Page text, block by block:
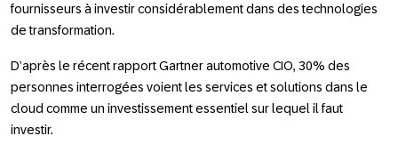
fournisseurs à investir considérablement dans des technologies
de transformation.
D’après le récent rapport Gartner automotive CIO, 30% des
personnes interrogées voient les services et solutions dans le
cloud comme un investissement essentiel sur lequel il faut
investir.